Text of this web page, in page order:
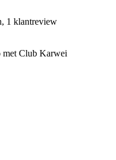
1 klantreview
met Club Karwei